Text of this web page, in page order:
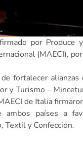
por
(MAECI),
fortalecer
y Turismo –
de Italia
ambos países a
Textil y Confección.